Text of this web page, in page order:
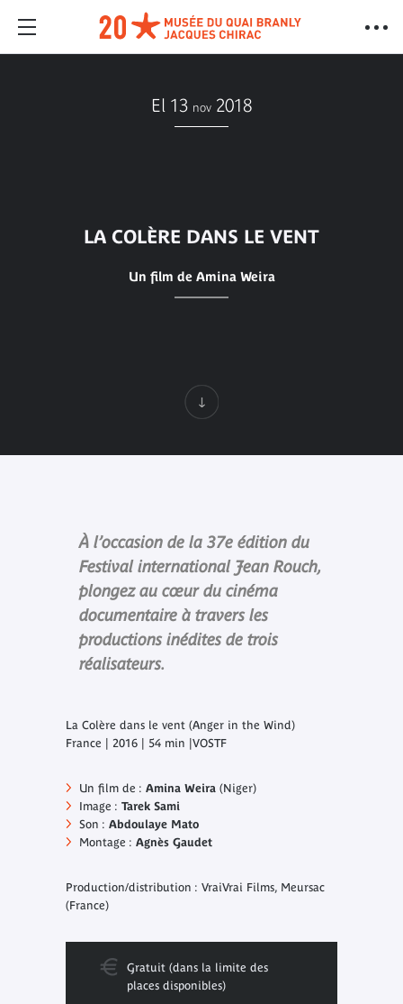
El 13 nov 2018
LA COLÈRE DANS LE VENT
Un film de Amina Weira
À l’occasion de la 37e édition du
Festival international Jean Rouch,
plongez au cœur du cinéma
documentaire à travers les
productions inédites de trois
réalisateurs.
La Colère dans le vent (Anger in the Wind)
France | 2016 | 54 min |VOSTF
Un film de : Amina Weira(Niger)
Image : Tarek Sami
Son : Abdoulaye Mato
Montage : Agnès Gaudet
Production/distribution : VraiVrai Films, Meursac
(France)
Gratuit (dans la limite des
places disponibles)